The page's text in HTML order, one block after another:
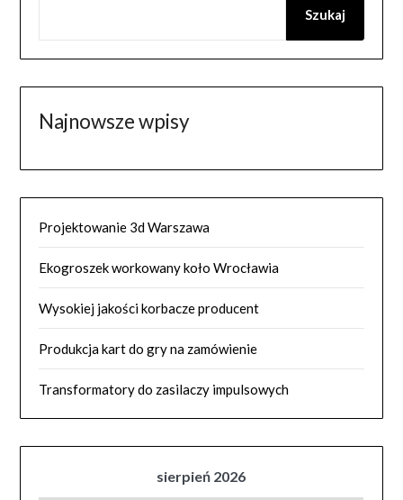
Szukaj
Najnowsze wpisy
Projektowanie 3d Warszawa
Ekogroszek workowany koło Wrocławia
Wysokiej jakości korbacze producent
Produkcja kart do gry na zamówienie
Transformatory do zasilaczy impulsowych
sierpień 2026